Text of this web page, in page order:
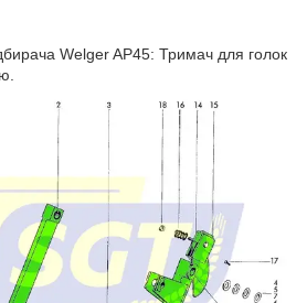
Welger AP45: Тримач для голок